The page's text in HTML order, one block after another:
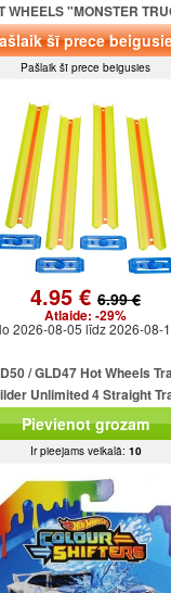
WHEELS "MONSTER
MATTEL
šī prece
Pašlaik šī prece beigusies
4.95 € 6.99 €
Atlaide: -29%
2026-08-05 līdz 2026-08-
/ GLD47 Hot Wheels
Unlimited 4 Straight
Yellow MATTEL
Pievienot grozam
Ir pieejams veikalā: 10